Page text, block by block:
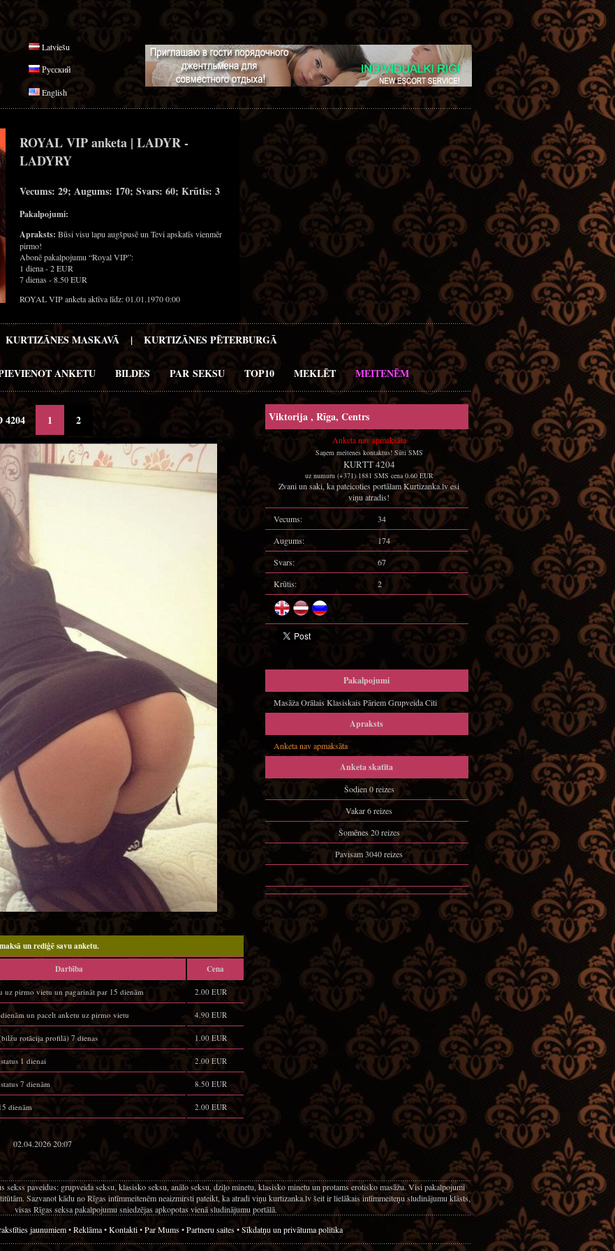
Latviešu
Русский
English
ROYAL VIP anketa | LADYR -
LADYRY
Vecums: 29; Augums: 170; Svars: 60; Krūtis: 3
Pakalpojumi:
Apraksts: Būsi visu lapu augšpusē un Tevi apskatīs vienmēr
pirmo!
Abonē pakalpojumu “Royal VIP”:
1 diena - 2 EUR
7 dienas - 8.50 EUR
ROYAL VIP anketa aktīva līdz: 01.01.1970 0:00
KURTIZĀNES MASKAVĀ | KURTIZĀNES PĒTERBURGĀ
ANKETU BILDES PAR SEKSU TOP10 MEKLĒT MEITENĒM
4204 1 2 Viktorija , Rīga, Centrs
Anketa nav apmaksāta
Saņem meitenes kontaktus! Sūti SMS
KURTT 4204
uz numuru (+371) 1881 SMS cena 0.60 EUR
Zvani un saki, ka pateicoties portālam Kurtizanka.lv esi
viņu atradis!
Vecums:
34
Augums:
174
Svars:
67
Krūtis:
2
Pakalpojumi
Masāža Orālais Klasiskais Pāriem Grupveida Citi
Apraksts
Anketa nav apmaksāta
Anketa skatīta
Šodien 0 reizes
Vakar 6 reizes
Šomēnes 20 reizes
Pavisam 3040 reizes
un rediģē savu anketu.
Darbība Cena
uz pirmo vietu un pagarināt par 15 dienām 2.00 EUR
un pacelt anketu uz pirmo vietu 4.90 EUR
rotācija profilā) 7 dienas 1.00 EUR
1 dienai 2.00 EUR
7 dienām 8.50 EUR
dienām 2.00 EUR
02.04.2026 20:07
sekss paveidus: grupveida seksu, klasisko seksu, anālo seksu, dziļo minetu, klasisko minetu un protams erotisko masāžu. Visi pakalpojumi
Sazvanot kādu no Rīgas intīmmeitenēm neaizmirsti pateikt, ka atradi viņu kurtizanka.lv šeit ir lielākais intīmmeiteņu sludinājumu klāsts,
visas Rīgas seksa pakalpojumu sniedzējas apkopotas vienā sludinājumu portālā.
jaunumiem•Reklāma•Kontakti•Par Mums•Partneru saites•Sīkdatņu un privātuma politika